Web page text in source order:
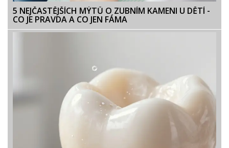
5 NEJČASTĚJŠÍCH MÝTŮ O ZUBNÍM KAMENI U DĚTÍ -
CO JE PRAVDA A CO JEN FÁMA